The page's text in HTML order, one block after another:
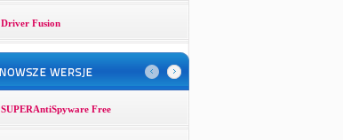
Driver Fusion
SUPERAntiSpyware Free